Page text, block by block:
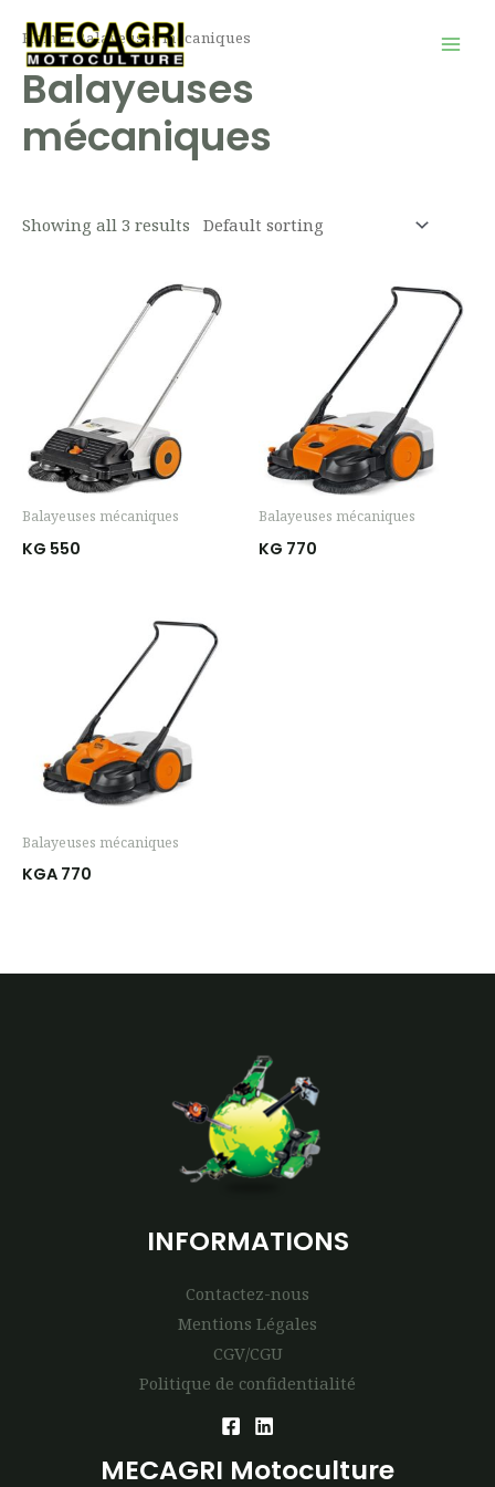
contenu
Home/ Balayeuses mécaniques
Balayeuses
mécaniques
Showing all 3 results
Balayeuses mécaniques
KG 550
Balayeuses mécaniques
KG 770
Balayeuses mécaniques
KGA 770
INFORMATIONS
Contactez-nous
Mentions Légales
CGV/CGU
Politique de confidentialité
MECAGRI Motoculture